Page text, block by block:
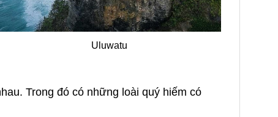
Uluwatu
Trong đó có những loài quý hiếm có